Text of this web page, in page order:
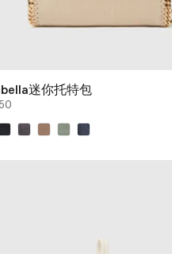
迷你托特包